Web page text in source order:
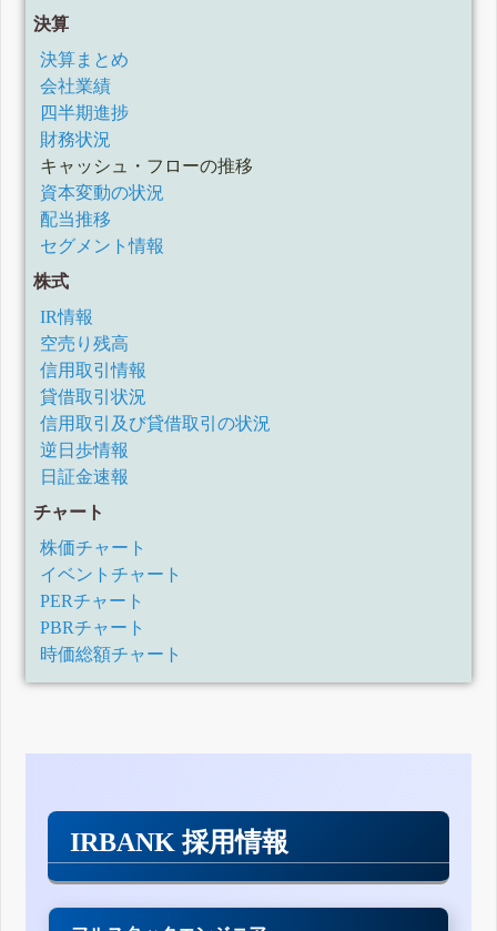
決算
決算まとめ
会社業績
四半期進捗
財務状況
キャッシュ・フローの推移
資本変動の状況
配当推移
セグメント情報
株式
IR情報
空売り残高
信用取引情報
貸借取引状況
信用取引及び貸借取引の状況
逆日歩情報
日証金速報
チャート
株価チャート
イベントチャート
PERチャート
PBRチャート
時価総額チャート
IRBANK 採用情報